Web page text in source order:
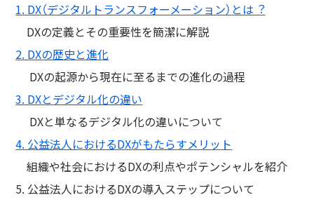
1. DX（デジタルトランスフォーメーション）とは︖
DXの定義とその重要性を簡潔に解説
2. DXの歴史と進化
DXの起源から現在に至るまでの進化の過程
3. DXとデジタル化の違い
DXと単なるデジタル化の違いについて
4. 公益法⼈におけるDXがもたらすメリット
組織や社会におけるDXの利点やポテンシャルを紹介
5. 公益法⼈におけるDXの導⼊ステップについて